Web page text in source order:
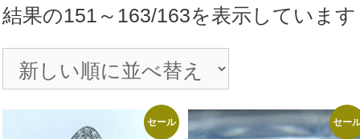
キ
プ
結果の151～163/163を表示しています
セール セー